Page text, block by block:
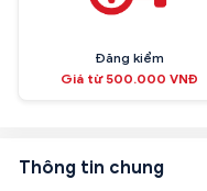
Đăng kiểm
Giá từ 500.000 VNĐ
Thông tin chung